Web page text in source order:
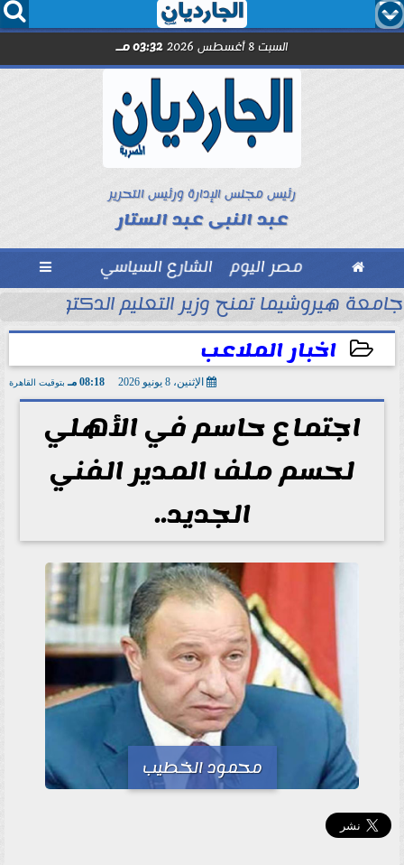
  
السبت 8 أغسطس 2026 03:32 مـ
رئيس مجلس الإدارة ورئيس التحرير
عبد النبى عبد الستار
 مصر اليوم الشارع السياسي 
جامعة هيروشيما تمنح وزير التعليم الدكتوراه
اخبار الملاعب
الإثنين، 8 يونيو 2026 08:18 مـ بتوقيت القاهرة
اجتماع حاسم في الأهلي
لحسم ملف المدير الفني
الجديد..
محمود الخطيب